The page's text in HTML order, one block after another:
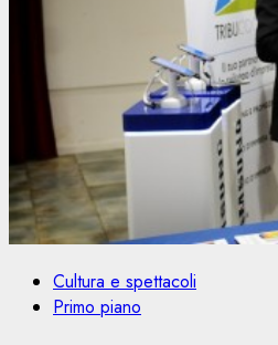
Cultura e spettacoli
Primo piano